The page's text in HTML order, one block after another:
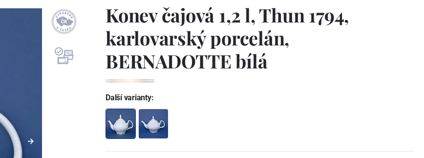
Konev čajová 1,2 l, Thun 1794,
karlovarský porcelán,
BERNADOTTE bílá
Další varianty: